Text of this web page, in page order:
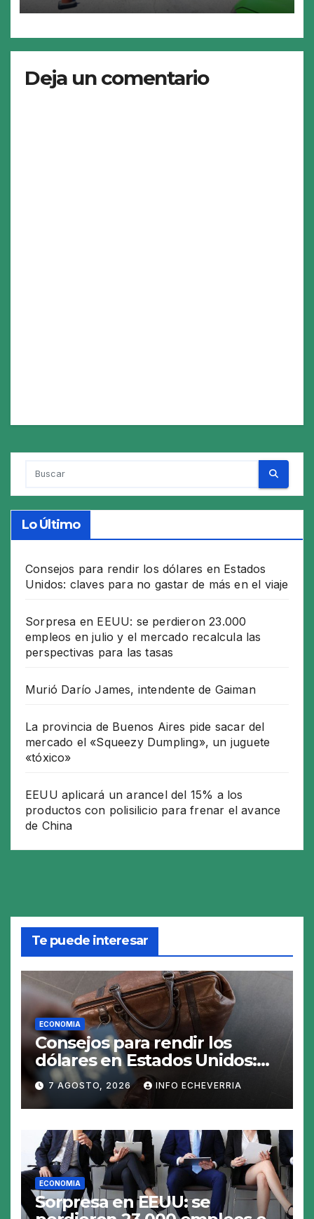
Deja un comentario
Lo Último
Consejos para rendir los dólares en Estados
Unidos: claves para no gastar de más en el viaje
Sorpresa en EEUU: se perdieron 23.000
empleos en julio y el mercado recalcula las
perspectivas para las tasas
Murió Darío James, intendente de Gaiman
La provincia de Buenos Aires pide sacar del
mercado el «Squeezy Dumpling», un juguete
«tóxico»
EEUU aplicará un arancel del 15% a los
productos con polisilicio para frenar el avance
de China
Te puede interesar
ECONOMIA
Consejos para rendir los
dólares en Estados Unidos:
claves para no gastar de más
en el viaje
7 AGOSTO, 2026 INFO ECHEVERRIA
ECONOMIA
Sorpresa en EEUU: se